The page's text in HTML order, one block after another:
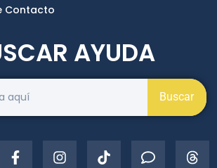
Contacto
Buscar
AYUDA